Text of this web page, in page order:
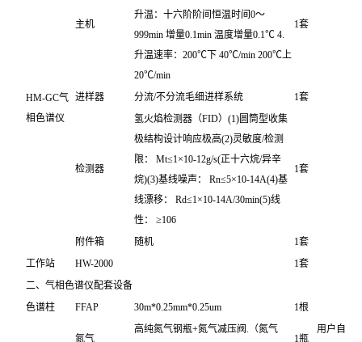
HM-GC气
相色谱仪
主机
升温：十六阶阶间恒温时间0～
999min 增量0.1min 温度增量0.1℃ 4.
升温速率：200℃下 40℃/min 200℃上
20℃/min
1套
进样器 分流/不分流毛细进样系统 1套
检测器
氢火焰检测器（FID）(1)圆筒型收集
极结构设计响应极高(2)灵敏度/检测
限： Mt≤1×10-12g/s(正十六烷/异辛
烷)(3)基线噪声： Rn≤5×10-14A(4)基
线漂移： Rd≤1×10-14A/30min(5)线
性： ≥106
1套
附件箱 随机
1套
工作站
HW-2000
1套
二、气相色谱仪配套设备
色谱柱
FFAP 30m*0.25mm*0.25um 1根
氮气
高纯氮气钢瓶+氮气减压阀.（氮气
1瓶
用户自